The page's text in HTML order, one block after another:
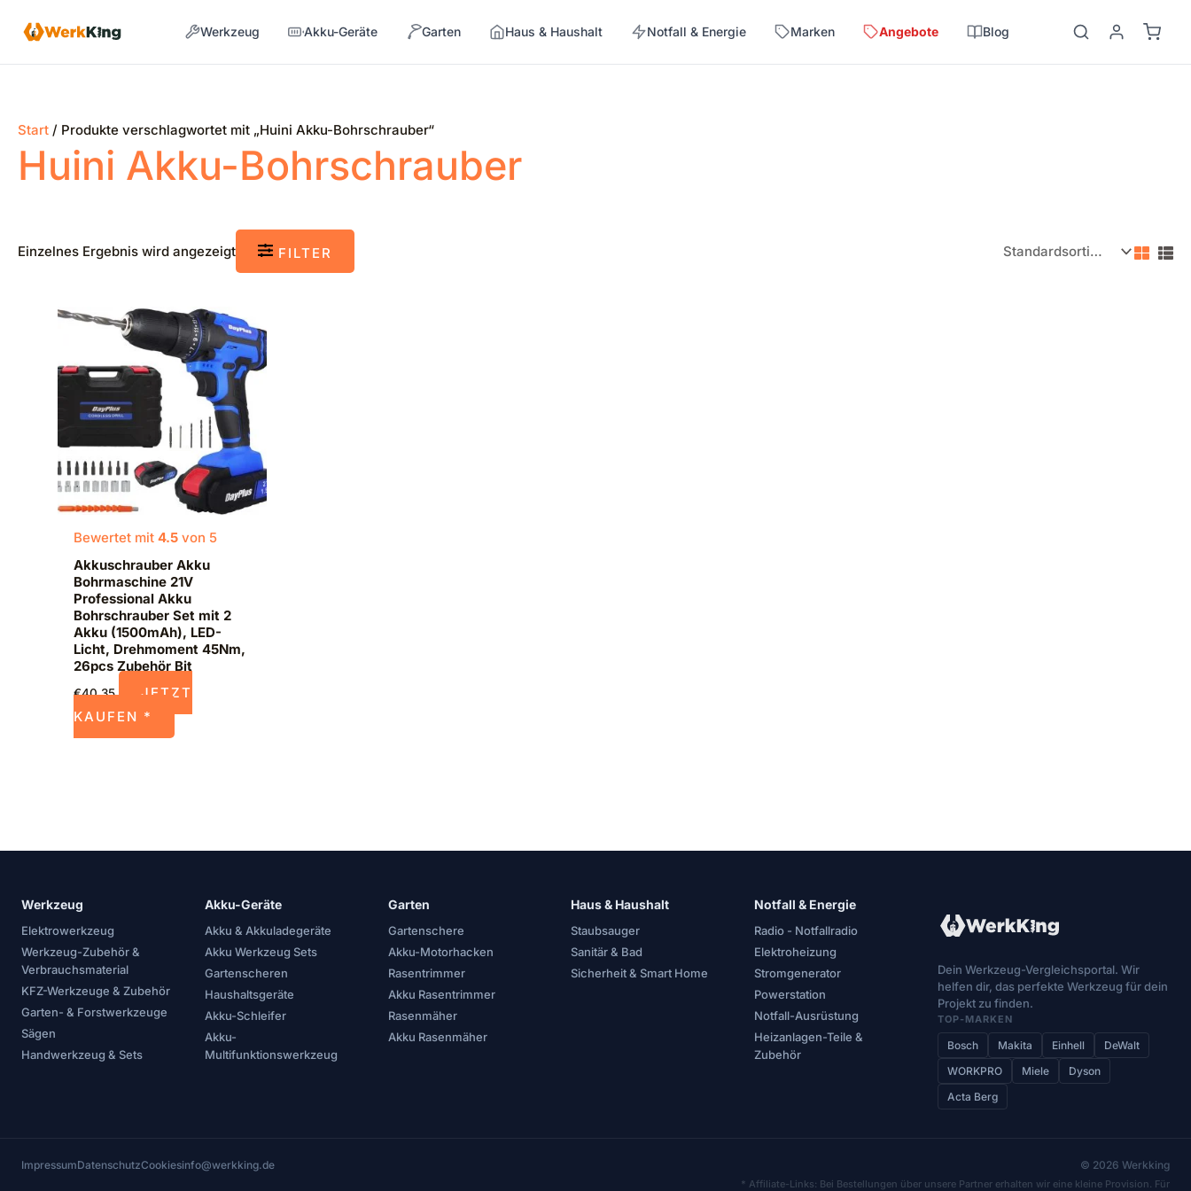
Inhalt
Werkzeug Akku-Geräte Garten Haus & Haushalt Notfall & Energie Marken Angebote Blog
Start / Produkte verschlagwortet mit „Huini Akku-Bohrschrauber“
Huini Akku-Bohrschrauber
Einzelnes Ergebnis wird angezeigt FILTER
Bewertet mit 4.5 von 5
Akkuschrauber Akku
Bohrmaschine 21V
Professional Akku
Bohrschrauber Set mit 2
Akku (1500mAh), LED-
Licht, Drehmoment 45Nm,
26pcs Zubehör Bit
€40,35
JETZT
KAUFEN *
Werkzeug
Elektrowerkzeug
Werkzeug-Zubehör &
Verbrauchsmaterial
KFZ-Werkzeuge & Zubehör
Garten- & Forstwerkzeuge
Sägen
Handwerkzeug & Sets
Akku-Geräte
Akku & Akkuladegeräte
Akku Werkzeug Sets
Gartenscheren
Haushaltsgeräte
Akku-Schleifer
Akku-
Multifunktionswerkzeug
Garten
Gartenschere
Akku-Motorhacken
Rasentrimmer
Akku Rasentrimmer
Rasenmäher
Akku Rasenmäher
Haus & Haushalt
Staubsauger
Sanitär & Bad
Sicherheit & Smart Home
Notfall & Energie
Radio - Notfallradio
Elektroheizung
Stromgenerator
Powerstation
Notfall-Ausrüstung
Heizanlagen-Teile &
Zubehör
Dein Werkzeug-Vergleichsportal. Wir
helfen dir, das perfekte Werkzeug für dein
Projekt zu finden.
TOP-MARKEN
Bosch Makita Einhell
DeWalt
WORKPRO
Miele
Dyson
Acta Berg
ImpressumDatenschutzCookiesinfo@werkking.de © 2026 Werkking
* Affiliate-Links: Bei Bestellungen über unsere Partner erhalten wir eine kleine Provision. Für